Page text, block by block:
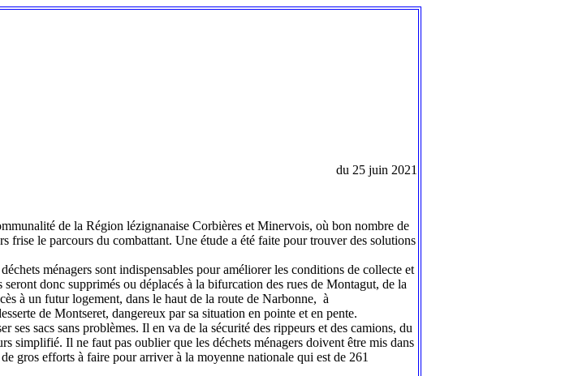
du 25 juin 2021
de la Région lézignanaise Corbières et Minervois, où bon nombre de
frise le parcours du combattant. Une étude a été faite pour trouver des solutions
ménagers sont indispensables pour améliorer les conditions de collecte et
donc supprimés ou déplacés à la bifurcation des rues de Montagut, de la
à un futur logement, dans le haut de la route de Narbonne, à
de Montseret, dangereux par sa situation en pointe et en pente.
sacs sans problèmes. Il en va de la sécurité des rippeurs et des camions, du
simplifié. Il ne faut pas oublier que les déchets ménagers doivent être mis dans
gros efforts à faire pour arriver à la moyenne nationale qui est de 261